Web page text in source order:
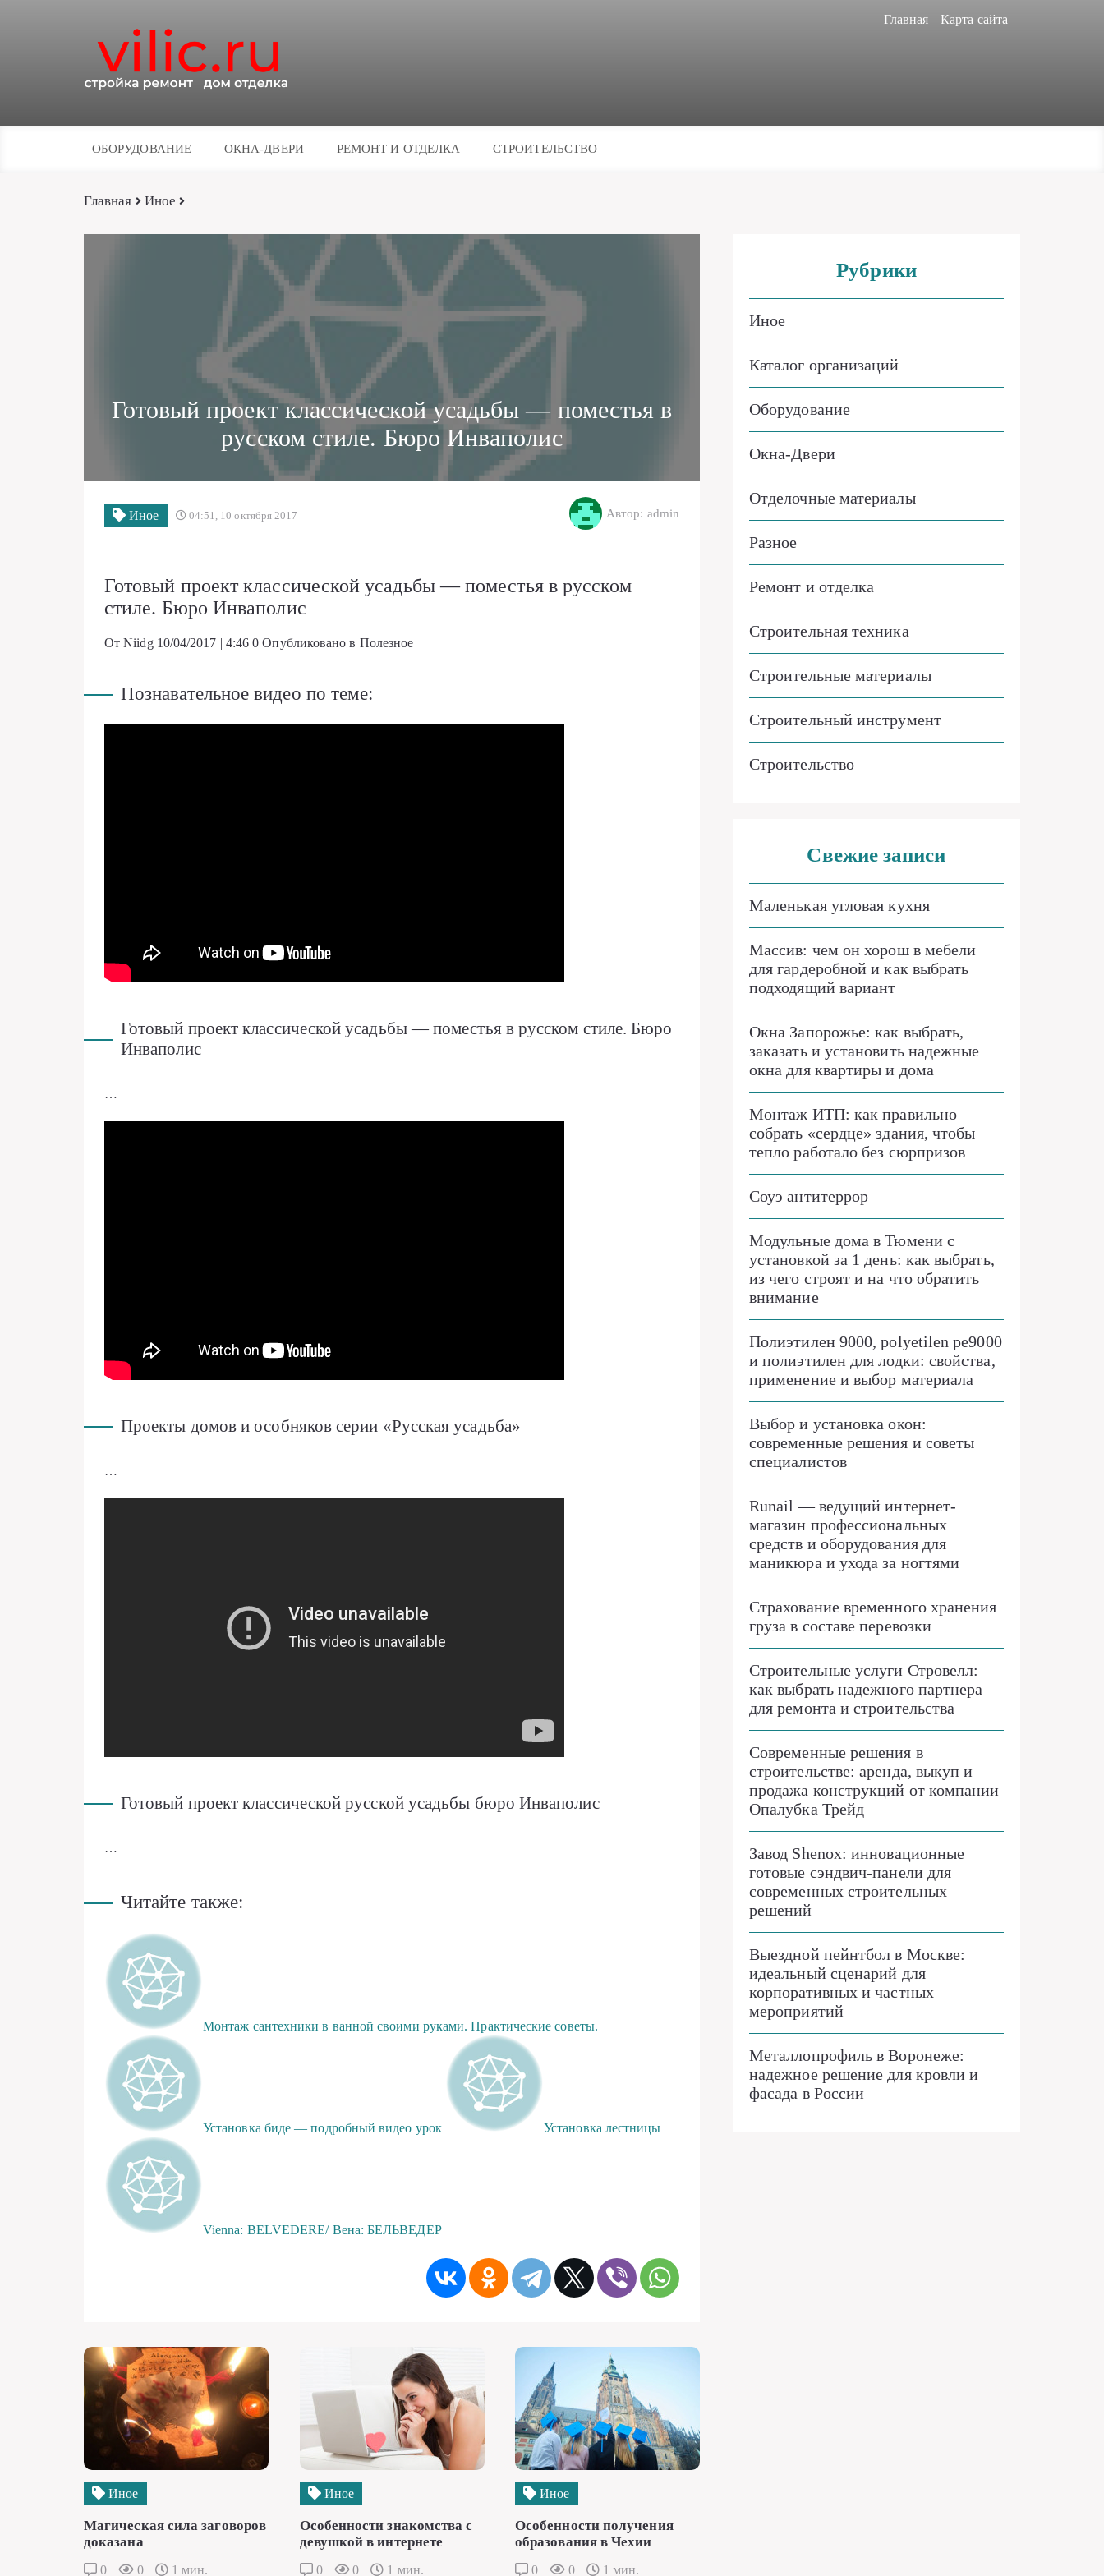
Главная Карта сайта
ОБОРУДОВАНИЕ ОКНА-ДВЕРИ РЕМОНТ И ОТДЕЛКА СТРОИТЕЛЬСТВО
Главная Иное
Готовый проект классической усадьбы — поместья в
русском стиле. Бюро Инваполис
Иное 04:51, 10 октября 2017 Автор: admin
Готовый проект классической усадьбы — поместья в русском
стиле. Бюро Инваполис
От Niidg 10/04/2017 | 4:46 0 Опубликовано в Полезное
Познавательное видео по теме:
Готовый проект классической усадьбы — поместья в русском стиле. Бюро
Инваполис
…
Проекты домов и особняков серии «Русская усадьба»
…
Готовый проект классической русской усадьбы бюро Инваполис
…
Читайте также:
Монтаж сантехники в ванной своими руками. Практические советы.
Установка биде — подробный видео урок Установка лестницы
Vienna: BELVEDERE/ Вена: БЕЛЬВЕДЕР
Иное
Магическая сила заговоров
доказана
0 0 1 мин.
Иное
Особенности знакомства с
девушкой в интернете
0 0 1 мин.
Иное
Особенности получения
образования в Чехии
0 0 1 мин.
Рубрики
Иное
Каталог организаций
Оборудование
Окна-Двери
Отделочные материалы
Разное
Ремонт и отделка
Строительная техника
Строительные материалы
Строительный инструмент
Строительство
Свежие записи
Маленькая угловая кухня
Массив: чем он хорош в мебели
для гардеробной и как выбрать
подходящий вариант
Окна Запорожье: как выбрать,
заказать и установить надежные
окна для квартиры и дома
Монтаж ИТП: как правильно
собрать «сердце» здания, чтобы
тепло работало без сюрпризов
Соуэ антитеррор
Модульные дома в Тюмени с
установкой за 1 день: как выбрать,
из чего строят и на что обратить
внимание
Полиэтилен 9000, polyetilen pe9000
и полиэтилен для лодки: свойства,
применение и выбор материала
Выбор и установка окон:
современные решения и советы
специалистов
Runail — ведущий интернет-
магазин профессиональных
средств и оборудования для
маникюра и ухода за ногтями
Страхование временного хранения
груза в составе перевозки
Строительные услуги Стровелл:
как выбрать надежного партнера
для ремонта и строительства
Современные решения в
строительстве: аренда, выкуп и
продажа конструкций от компании
Опалубка Трейд
Завод Shenox: инновационные
готовые сэндвич-панели для
современных строительных
решений
Выездной пейнтбол в Москве:
идеальный сценарий для
корпоративных и частных
мероприятий
Металлопрофиль в Воронеже:
надежное решение для кровли и
фасада в России